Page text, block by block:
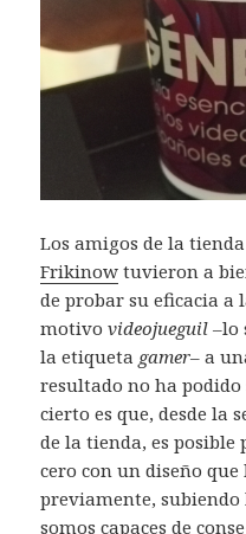
Los amigos de la
Frikinow tuvieron a
de probar su eficacia
motivovideojueguil –lo
la etiqueta gamer– a
resultado no ha podido
cierto es que, desde la
de la tienda, es posible
cero con un diseño
previamente, subiendo
somos capaces de